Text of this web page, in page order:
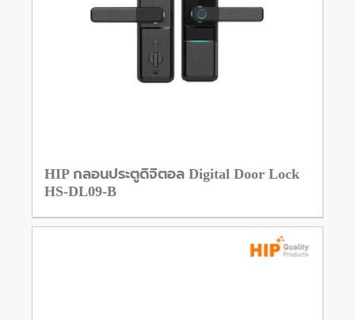
HIP กลอนประตูดิจิตอล Digital Door Lock
HS-DL09-B